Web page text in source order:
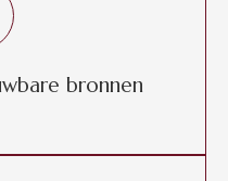
bronnen